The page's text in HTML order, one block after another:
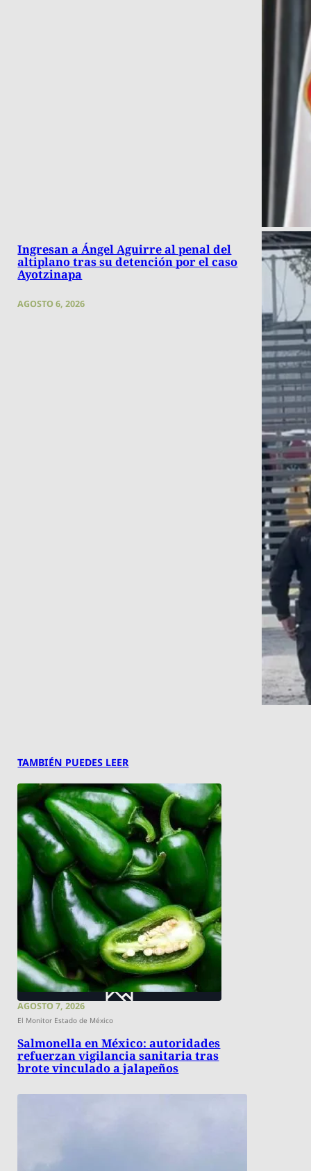
Ingresan a Ángel Aguirre al penal del
altiplano tras su detención por el caso
Ayotzinapa
AGOSTO 6, 2026
TAMBIÉN PUEDES LEER
AGOSTO 7, 2026
El Monitor Estado de México
Salmonella en México: autoridades
refuerzan vigilancia sanitaria tras
brote vinculado a jalapeños